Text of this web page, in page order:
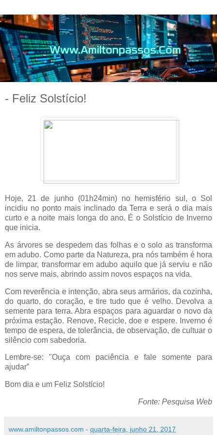
- Feliz Solstício!
Hoje, 21 de junho (01h24min) no hemisfério sul, o Sol
incidiu no ponto mais inclinado da Terra e será o dia mais
curto e a noite mais longa do ano. É o Solstício de Inverno
que inicia.
As árvores se despedem das folhas e o solo as transforma
em adubo. Como parte da Natureza, pra nós também é hora
de limpar, transformar em adubo aquilo que já serviu e não
nos serve mais, abrindo assim novos espaços na vida.
Com reverência e intenção, abra seus armários, da cozinha,
do quarto, do coração, e tire tudo que é velho. Devolva a
semente para terra. Abra espaços para aguardar o novo da
próxima estação. Renove, Recicle, doe e espere. Inverno é
tempo de espera, de tolerância, de observação, de cultuar o
silêncio com sabedoria.
Lembre-se: "Ouça com paciência e fale somente para
ajudar”
Bom dia e um Feliz Solstício!
Fonte: Pesquisa Web
www.amiltonpassos.com - quarta-feira, junho 21, 2017